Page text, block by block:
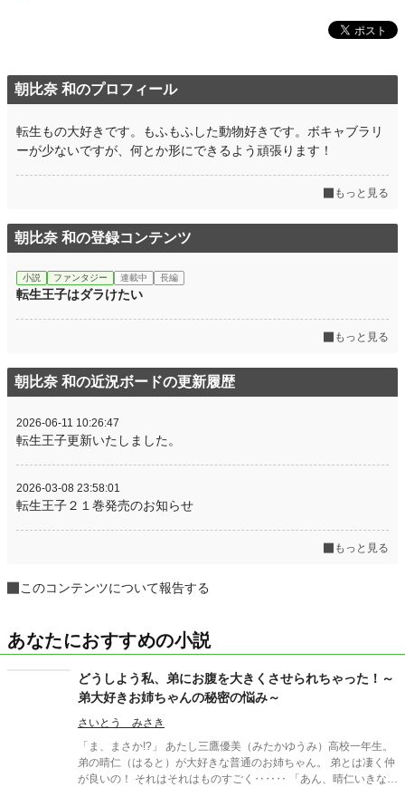
朝比奈 和のプロフィール
転生もの大好きです。もふもふした動物好きです。ボキャブラリ
ーが少ないですが、何とか形にできるよう頑張ります！
もっと見る
朝比奈 和の登録コンテンツ
小説 ファンタジー 連載中 長編
転生王子はダラけたい
もっと見る
朝比奈 和の近況ボードの更新履歴
2026-06-11 10:26:47
転生王子更新いたしました。
2026-03-08 23:58:01
転生王子２１巻発売のお知らせ
もっと見る
このコンテンツについて報告する
あなたにおすすめの小説
どうしよう私、弟にお腹を大きくさせられちゃった！～
弟大好きお姉ちゃんの秘密の悩み～
さいとう みさき
「ま、まさか!?」 あたし三鷹優美（みたかゆうみ）高校一年生。
弟の晴仁（はると）が大好きな普通のお姉ちゃん。 弟とは凄く仲
が良いの！ それはそれはものすごく‥‥‥ 「あん、晴仁いきなり